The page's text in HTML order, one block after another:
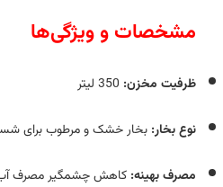
مشخصات و ویژگی‌ها
ظرفیت مخزن:
نوع بخار: بخار خشک و مرطوب برای
مصرف بهینه: کاهش چشمگیر مصرف آب